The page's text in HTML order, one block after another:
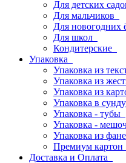
Для детских
Для мальчиков
Для новогодних
Для школ
Кондитерские
Упаковка
Упаковка из
Упаковка из
Упаковка из
Упаковка в
Упаковка - тубы
Упаковка -
Упаковка из
Премиум картон
Доставка и Оплата